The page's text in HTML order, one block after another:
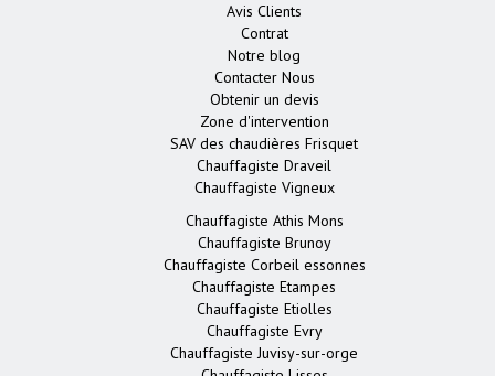
Avis Clients
Contrat
Notre blog
Contacter Nous
Obtenir un devis
Zone d'intervention
SAV des chaudières Frisquet
Chauffagiste Draveil
Chauffagiste Vigneux
Chauffagiste Athis Mons
Chauffagiste Brunoy
Chauffagiste Corbeil essonnes
Chauffagiste Etampes
Chauffagiste Etiolles
Chauffagiste Evry
Chauffagiste Juvisy-sur-orge